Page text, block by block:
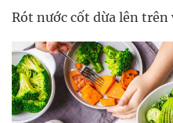
Rót nước cốt dừa lên